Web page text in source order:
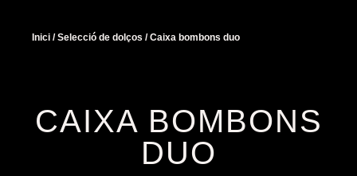
Inici /Selecció de dolços / Caixa bombons duo
CAIXA BOMBONS
DUO